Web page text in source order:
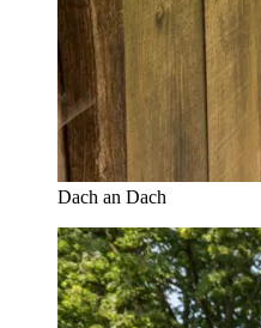
Dach an Dach